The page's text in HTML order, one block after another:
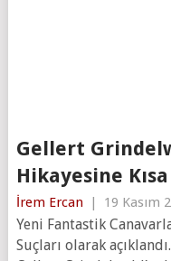
Gellert
Hikayesine
İrem Ercan 19 Kasım
Yeni Fantastik
Suçları olarak